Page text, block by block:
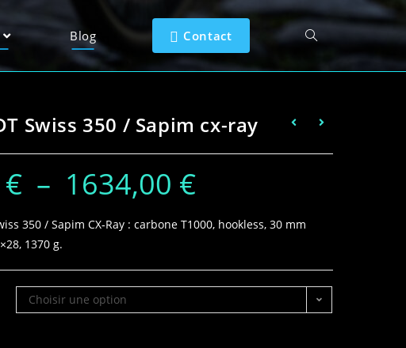
Blog Contact
Swiss 350 / Sapim cx-ray
€ – 1634,00 €
350 / Sapim CX‑Ray : carbone T1000, hookless, 30 mm
1370 g.
Choisir une option